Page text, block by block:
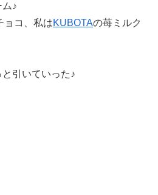
♪
ョコ、私はKUBOTAの苺ミルク
引いていった♪